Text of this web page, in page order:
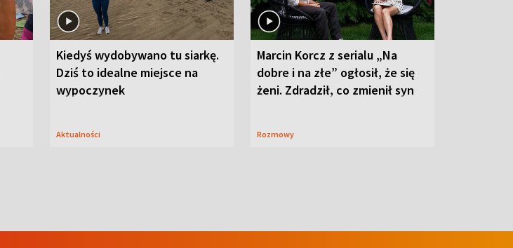
Kiedyś wydobywano tu siarkę.
Dziś to idealne miejsce na
wypoczynek
Aktualności
Marcin Korcz z serialu „Na
dobre i na złe” ogłosił, że się
żeni. Zdradził, co zmienił syn
Rozmowy